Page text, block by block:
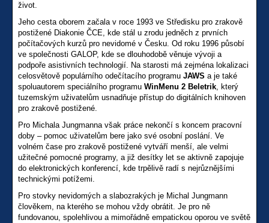
život.
Jeho cesta oborem začala v roce 1993 ve Středisku pro zrakově
postižené Diakonie ČCE, kde stál u zrodu jedněch z prvních
počítačových kurzů pro nevidomé v Česku. Od roku 1996 působí
ve společnosti GALOP, kde se dlouhodobě věnuje vývoji a
podpoře asistivních technologií. Na starosti má zejména lokalizaci
celosvětově populárního odečítacího programu JAWS a je také
spoluautorem speciálního programu WinMenu 2 Beletrik, který
tuzemským uživatelům usnadňuje přístup do digitálních knihoven
pro zrakově postižené.
Pro Michala Jungmanna však práce nekončí s koncem pracovní
doby – pomoc uživatelům bere jako své osobní poslání. Ve
volném čase pro zrakově postižené vytváří menší, ale velmi
užitečné pomocné programy, a již desítky let se aktivně zapojuje
do elektronických konferencí, kde trpělivě radí s nejrůznějšími
technickými potížemi.
Pro stovky nevidomých a slabozrakých je Michal Jungmann
člověkem, na kterého se mohou vždy obrátit. Je pro ně
fundovanou, spolehlivou a mimořádně empatickou oporou ve světě